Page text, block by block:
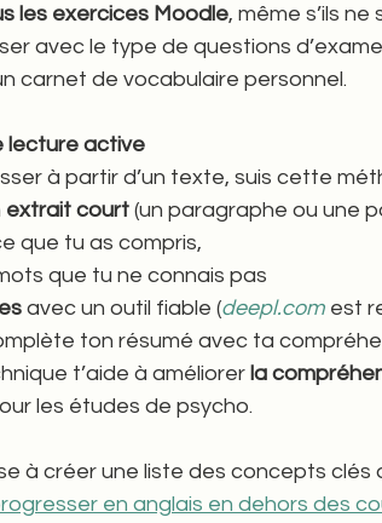
les exercices Moodle, même s’ils
avec le type de questions
carnet de vocabulaire personnel.
lecture active
à partir d’un texte, suis cette
extrait court (un paragraphe ou une
que tu as compris,
que tu ne connais pas
avec un outil fiable (deepl.com est
ton résumé avec ta
t’aide à améliorer la
les études de psycho.
à créer une liste des concepts
en anglais en dehors des